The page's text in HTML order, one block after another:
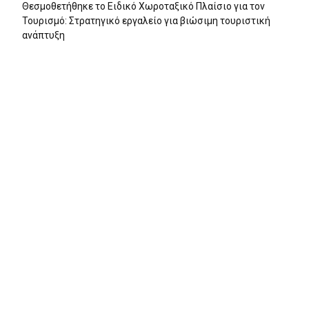
Θεσμοθετήθηκε το Ειδικό Χωροταξικό Πλαίσιο για τον
Τουρισμό: Στρατηγικό εργαλείο για βιώσιμη τουριστική
ανάπτυξη